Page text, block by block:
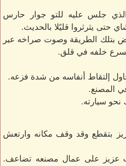
جلس عليه للتو جوار حارس
حتى يثرثروا قليًلا بالحديث.
بتلك الطريقة وصوت صراخه عبر
خلفه في قلق.
إلتقاط أنفاسه من شدة فزعه.
المصنع.
نحو سيارته.
بتقطع وقد وقف مكانه وارتعش
عزيز على عمال مصنعه تضاعف.